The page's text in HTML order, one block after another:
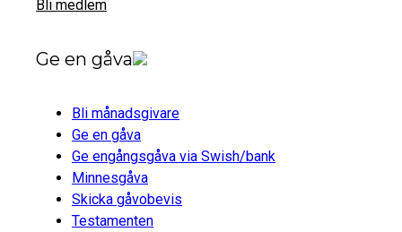
Bli medlem
Ge en gåva
Bli månadsgivare
Ge en gåva
Ge engångsgåva via Swish/bank
Minnesgåva
Skicka gåvobevis
Testamenten